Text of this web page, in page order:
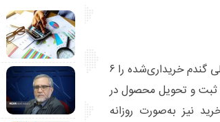
مدیرکل غله و خدمات بازرگانی استان سمنان در ادامه ارزش ریالی گندم خریداری‌شده را ۶
فرآیند ثبت و تحویل محصول در
نیز به‌صورت روزانه